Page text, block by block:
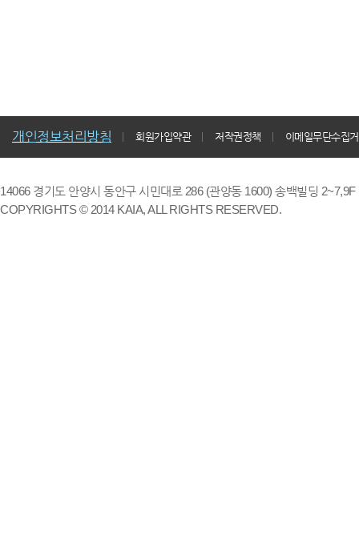
개인정보처리방침 회원가입약관 저작권정책 이메일무단수집
14066 경기도 안양시 동안구 시민대로 286 (관양동 1600) 송백빌딩
COPYRIGHTS © 2014 KAIA, ALL RIGHTS RESERVED.